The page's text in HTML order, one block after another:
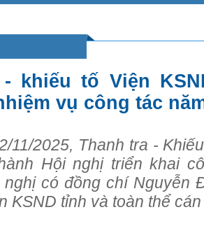
khiếu tố Viện
vụ công tác
11/2025, Thanh tra -
Hội nghị triển khai
nghị có đồng chí Nguyễn
KSND tỉnh và toàn thể